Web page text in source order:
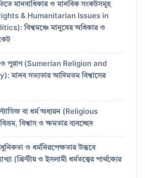
মানবাধিকার ও মানবিক সংকটসমূহ
& Humanitarian Issues in
বিশ্বমঞ্চে মানুষের অধিকার ও
ও পুরাণ (Sumerian Religion and
মানব সভ্যতার আদিমতম বিশ্বাসের
বা ধর্ম অধ্যয়ন (Religious
বিশ্বাস ও ক্ষমতার ব্যবচ্ছেদ
ও ধর্মনিরপেক্ষতার উদ্ভবে
(খ্রিস্টীয় ও ইসলামী ধর্মতত্ত্বের পার্থক্যের